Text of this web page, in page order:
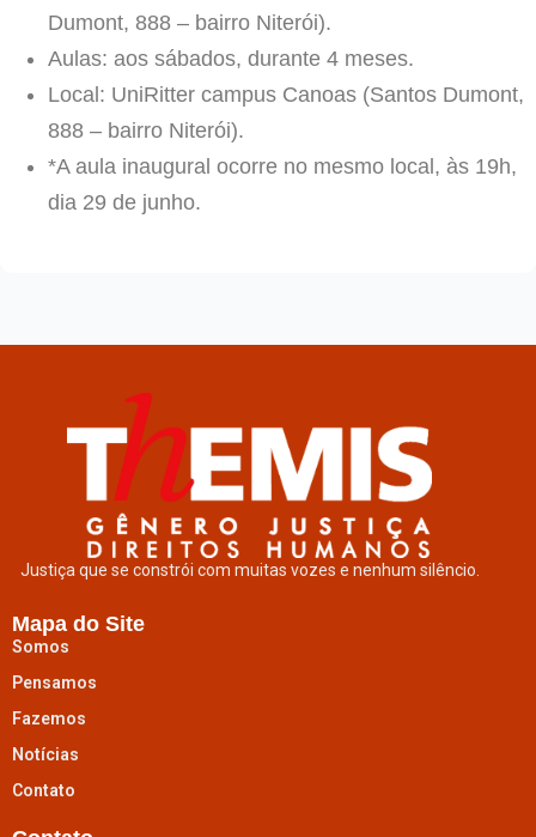
Dumont, 888 – bairro Niterói).
Aulas: aos sábados, durante 4 meses.
Local: UniRitter campus Canoas (Santos Dumont,
888 – bairro Niterói).
*A aula inaugural ocorre no mesmo local, às 19h,
dia 29 de junho.
Justiça que se constrói com muitas vozes e nenhum silêncio.
Mapa do Site
Somos
Pensamos
Fazemos
Notícias
Contato